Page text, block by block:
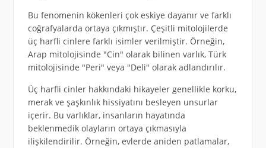
Bu fenomenin kökenleri çok eskiye dayanır ve farklı
coğrafyalarda ortaya çıkmıştır. Çeşitli mitolojilerde
üç harfli cinlere farklı isimler verilmiştir. Örneğin,
Arap mitolojisinde "Cin" olarak bilinen varlık, Türk
mitolojisinde "Peri" veya "Deli" olarak adlandırılır.
Üç harfli cinler hakkındaki hikayeler genellikle korku,
merak ve şaşkınlık hissiyatını besleyen unsurlar
içerir. Bu varlıklar, insanların hayatında
beklenmedik olayların ortaya çıkmasıyla
ilişkilendirilir. Örneğin, evlerde aniden patlamalar,